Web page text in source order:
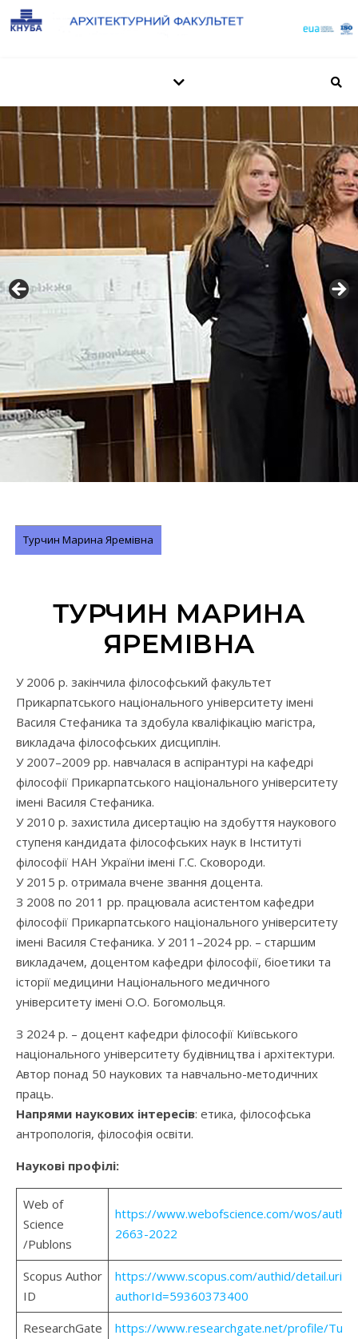
Турчин Марина Яремівна
ТУРЧИН МАРИНА
ЯРЕМІВНА
У 2006 р. закінчила філософський факультет
Прикарпатського національного університету імені
Василя Стефаника та здобула кваліфікацію магістра,
викладача філософських дисциплін.
У 2007–2009 рр. навчалася в аспірантурі на кафедрі
філософії Прикарпатського національного університету
імені Василя Стефаника.
У 2010 р. захистила дисертацію на здобуття наукового
ступеня кандидата філософських наук в Інституті
філософії НАН України імені Г.С. Сковороди.
У 2015 р. отримала вчене звання доцента.
З 2008 по 2011 рр. працювала асистентом кафедри
філософії Прикарпатського національного університету
імені Василя Стефаника. У 2011–2024 рр. – старшим
викладачем, доцентом кафедри філософії, біоетики та
історії медицини Національного медичного
університету імені О.О. Богомольця.
З 2024 р. – доцент кафедри філософії Київського
національного університету будівництва і архітектури.
Автор понад 50 наукових та навчально-методичних
праць.
Напрями наукових інтересів: етика, філософська
антропологія, філософія освіти.
Наукові профілі:
Web of
Science
/Publons
https://www.webofscience.com/wos/
2663-2022
Scopus Author
ID
https://www.scopus.com/authid/detail.uri?
authorId=59360373400
ResearchGate
https://www.researchgate.net/profile/